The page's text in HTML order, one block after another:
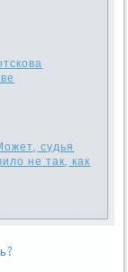
судья
не так, как